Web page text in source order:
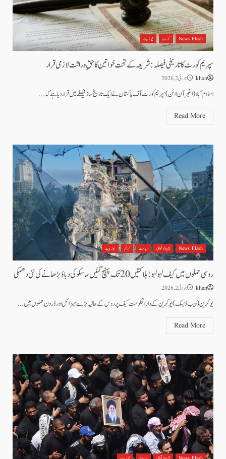
News Flash کورٹ نیوز بیٹ
سپریم کورٹ کا تاریخی فیصلہ: شریعہ کے تحت خواتین کا حقِ وراثت لازمی قرار
khan جولائی 2, 2026
اسلام آباد(الفجرآن لائن) سپریم کورٹ آف پاکستان نے ایک تاریخ ساز فیصلے میں قرار دیا ہے کہ...
Read More
News Flash بین الاقوامی سیاست کرائم نیوز بیٹ
روسی حملوں میں کیف لہو لہو: ہلاکتیں 20 تک پہنچ گئیں، ماسکو کی دباؤ بڑھانے کی نئی دھمکی
khan جولائی 2, 2026
یوکرین( ویب ڈیسک) یوکرین کے دارالحکومت کیف پر روس کے حالیہ بڑے میزائل اور ڈرون حملوں میں...
Read More